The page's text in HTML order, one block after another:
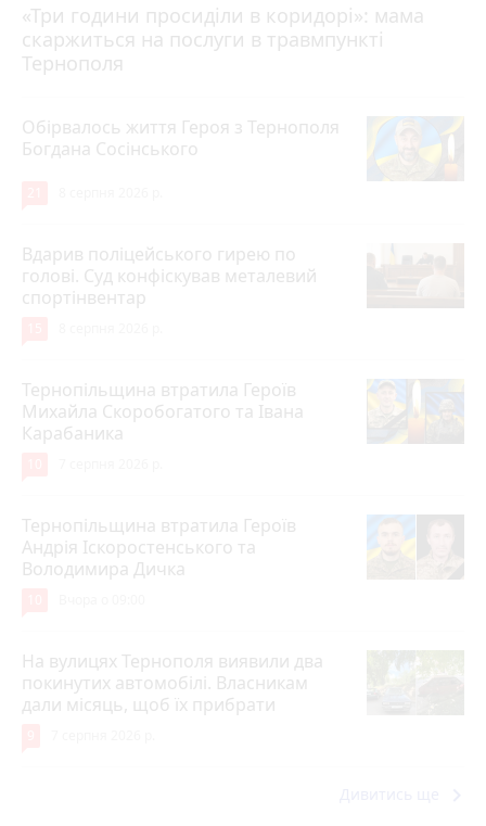
«Три години просиділи в коридорі»: мама
скаржиться на послуги в травмпункті
Тернополя
8 серпня 2026 р.
Обірвалось життя Героя з Тернополя
Богдана Сосінського
Вдарив поліцейського гирею по
голові. Суд конфіскував металевий
спортінвентар
Тернопільщина втратила Героїв
Михайла Скоробогатого та Івана
Карабаника
Тернопільщина втратила Героїв
Андрія Іскоростенського та
Володимира Дичка
На вулицях Тернополя виявили два
покинутих автомобілі. Власникам
дали місяць, щоб їх прибрати